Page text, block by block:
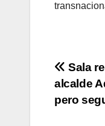
de
Sala
alcalde
pero